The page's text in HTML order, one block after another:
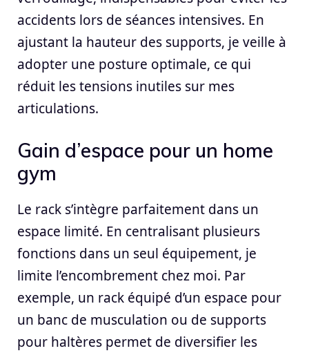
accidents lors de séances intensives. En
ajustant la hauteur des supports, je veille à
adopter une posture optimale, ce qui
réduit les tensions inutiles sur mes
articulations.
Gain d’espace pour un home
gym
Le rack s’intègre parfaitement dans un
espace limité. En centralisant plusieurs
fonctions dans un seul équipement, je
limite l’encombrement chez moi. Par
exemple, un rack équipé d’un espace pour
un banc de musculation ou de supports
pour haltères permet de diversifier les